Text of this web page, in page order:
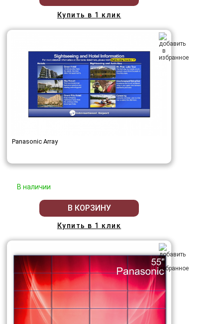
Купить в 1 клик
Panasonic Array
В наличии
В КОРЗИНУ
Купить в 1 клик